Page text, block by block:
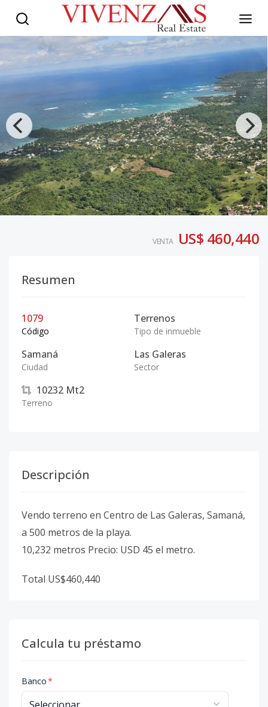
VENTA US$ 460,440
Resumen
1079
Código
Terrenos
Tipo de inmueble
Samaná
Ciudad
Las Galeras
Sector
10232 Mt2
Terreno
Descripción
Vendo terreno en Centro de Las Galeras, Samaná,
a 500 metros de la playa.
10,232 metros Precio: USD 45 el metro.
Total US$460,440
Calcula tu préstamo
Banco*